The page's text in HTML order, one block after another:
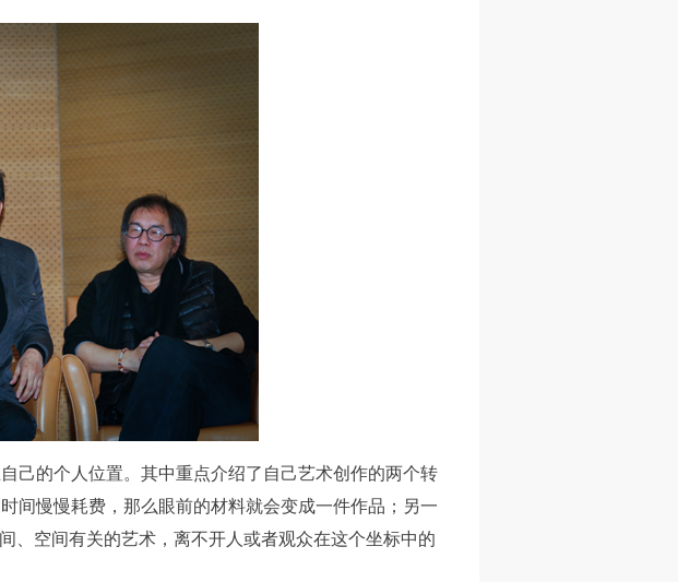
己的个人位置。其中重点介绍了自己艺术创作的两个转
慢慢耗费，那么眼前的材料就会变成一件作品；另一
、空间有关的艺术，离不开人或者观众在这个坐标中的
央美术学院可以以电子、网
中国知识资源总库》《中央
》等相关资料、文献、档案
上传播，同意按相关“章程”规
任自负的原则。但活动有风
法律、法规，必须遵循道德
爱、互相帮助和助人为乐的
行为能力的人，18周岁以
央美术学院可以以电子、网
中国知识资源总库》《中央
》等相关资料、文献、档案
上传播，同意按相关“章程”规
任自负的原则。但活动有风
法律、法规，必须遵循道德
爱、互相帮助和助人为乐的
行为能力的人，18周岁以
央美术学院可以以电子、网
中国知识资源总库》《中央
》等相关资料、文献、档案
上传播，同意按相关“章程”规
任自负的原则。但活动有风
法律、法规，必须遵循道德
爱、互相帮助和助人为乐的
行为能力的人，18周岁以
录
录